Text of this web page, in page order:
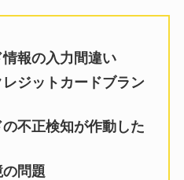
報の入力間違い
ジットカードブラン
不正検知が作動した
問題